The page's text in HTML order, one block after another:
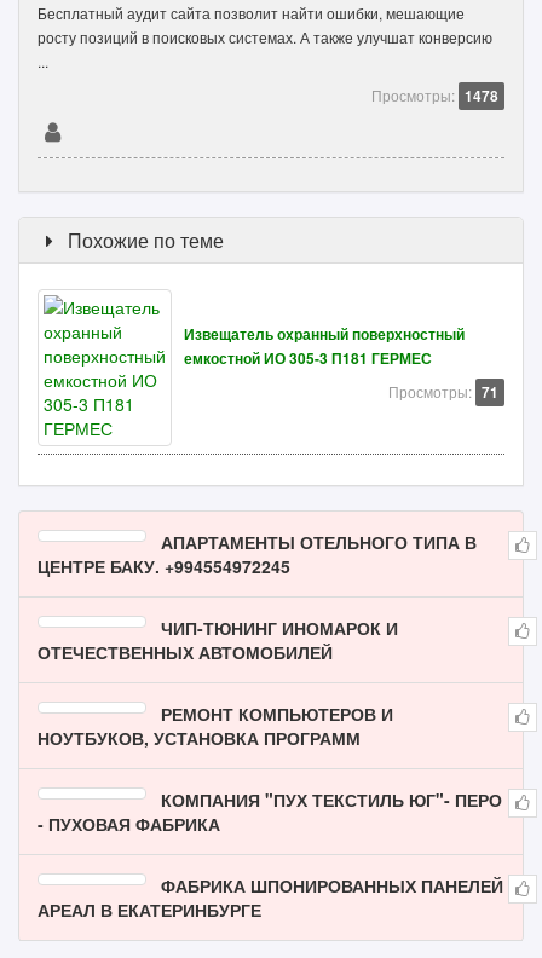
Бесплатный аудит сайта позволит найти ошибки, мешающие
росту позиций в поисковых системах. А также улучшат конверсию
...
Просмотры: 1478
Похожие по теме
Извещатель охранный поверхностный
емкостной ИО 305-3 П181 ГЕРМЕС
Просмотры: 71
АПАРТАМЕНТЫ ОТЕЛЬНОГО ТИПА В
ЦЕНТРЕ БАКУ. +994554972245
ЧИП-ТЮНИНГ ИНОМАРОК И
ОТЕЧЕСТВЕННЫХ АВТОМОБИЛЕЙ
РЕМОНТ КОМПЬЮТЕРОВ И
НОУТБУКОВ, УСТАНОВКА ПРОГРАММ
КОМПАНИЯ "ПУХ ТЕКСТИЛЬ ЮГ"- ПЕРО
- ПУХОВАЯ ФАБРИКА
ФАБРИКА ШПОНИРОВАННЫХ ПАНЕЛЕЙ
АРЕАЛ В ЕКАТЕРИНБУРГЕ